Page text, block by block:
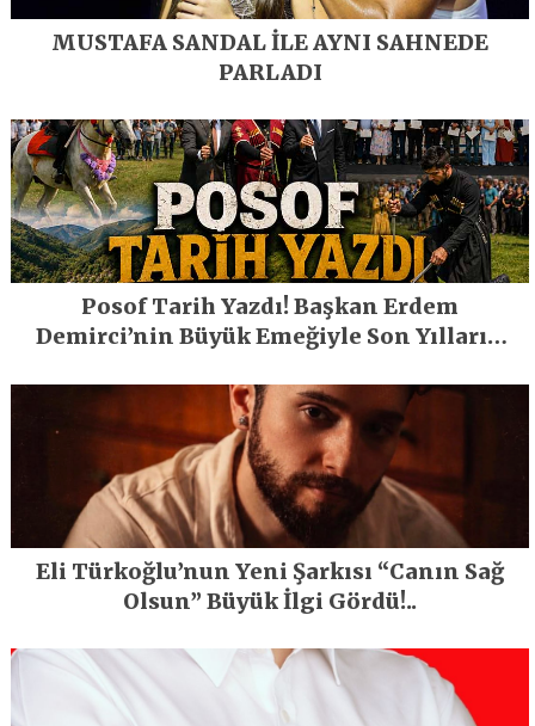
MUSTAFA SANDAL İLE AYNI SAHNEDE
PARLADI
Posof Tarih Yazdı! Başkan Erdem
Demirci’nin Büyük Emeğiyle Son Yılların
Eli Türkoğlu’nun Yeni Şarkısı “Canın Sağ
Olsun” Büyük İlgi Gördü!..